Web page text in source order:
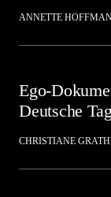
ANNETTE
Ego-
Deutsche
CHRISTIANE